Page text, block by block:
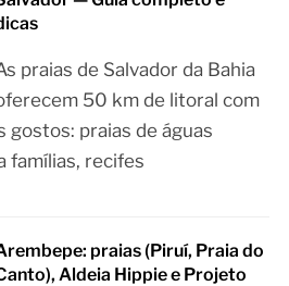
praias de Salvador da Bahia
50 km de litoral com
gostos: praias de águas
famílias, recifes
praias (Piruí, Praia do
Aldeia Hippie e Projeto